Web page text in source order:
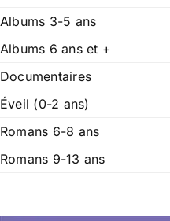
Albums 3-5 ans
Albums 6 ans et +
Documentaires
Éveil (0-2 ans)
Romans 6-8 ans
Romans 9-13 ans